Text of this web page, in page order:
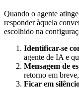
Quando o agente
responder àquela
escolhido na
Identificar-se
agente de IA e
Mensagem de
retorno em
Ficar em